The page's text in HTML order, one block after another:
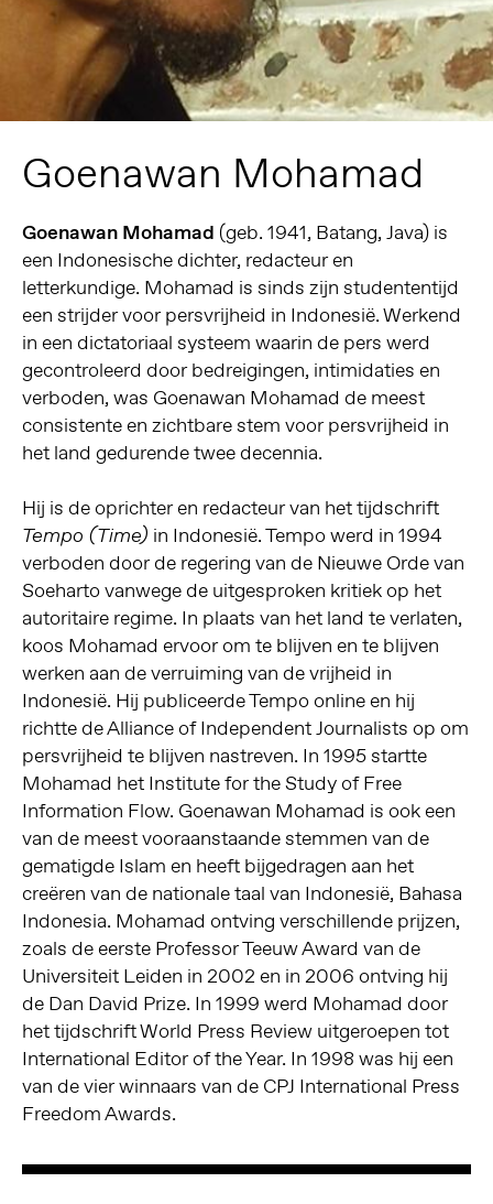
Goenawan Mohamad
Goenawan Mohamad (geb. 1941, Batang, Java) is
een Indonesische dichter, redacteur en
letterkundige. Mohamad is sinds zijn studententijd
een strijder voor persvrijheid in Indonesië. Werkend
in een dictatoriaal systeem waarin de pers werd
gecontroleerd door bedreigingen, intimidaties en
verboden, was Goenawan Mohamad de meest
consistente en zichtbare stem voor persvrijheid in
het land gedurende twee decennia.
Hij is de oprichter en redacteur van het tijdschrift
Tempo (Time) in Indonesië. Tempo werd in 1994
verboden door de regering van de Nieuwe Orde van
Soeharto vanwege de uitgesproken kritiek op het
autoritaire regime. In plaats van het land te verlaten,
koos Mohamad ervoor om te blijven en te blijven
werken aan de verruiming van de vrijheid in
Indonesië. Hij publiceerde Tempo online en hij
richtte de Alliance of Independent Journalists op om
persvrijheid te blijven nastreven. In 1995 startte
Mohamad het Institute for the Study of Free
Information Flow. Goenawan Mohamad is ook een
van de meest vooraanstaande stemmen van de
gematigde Islam en heeft bijgedragen aan het
creëren van de nationale taal van Indonesië, Bahasa
Indonesia. Mohamad ontving verschillende prijzen,
zoals de eerste Professor Teeuw Award van de
Universiteit Leiden in 2002 en in 2006 ontving hij
de Dan David Prize. In 1999 werd Mohamad door
het tijdschrift World Press Review uitgeroepen tot
International Editor of the Year. In 1998 was hij een
van de vier winnaars van de CPJ International Press
Freedom Awards.